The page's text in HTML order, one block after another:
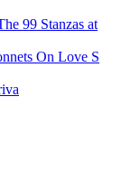
99 Stanzas at
On Love S